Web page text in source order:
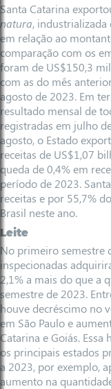
Santa Catarina
natura, industrializada
em relação ao
comparação com os
foram de US$150,3
com as do mês
agosto de 2023. Em
resultado mensal de
registradas em julho
agosto, o Estado
receitas de US$1,07
queda de 0,4% em
período de 2023.
receitas e por 55,7%
Brasil neste ano.
Leite
No primeiro semestre
inspecionadas
2,1% a mais do que a
semestre de 2023.
houve decréscimo no
em São Paulo e
Catarina e Goiás.
os principais estados
a 2023, por exemplo,
aumento na